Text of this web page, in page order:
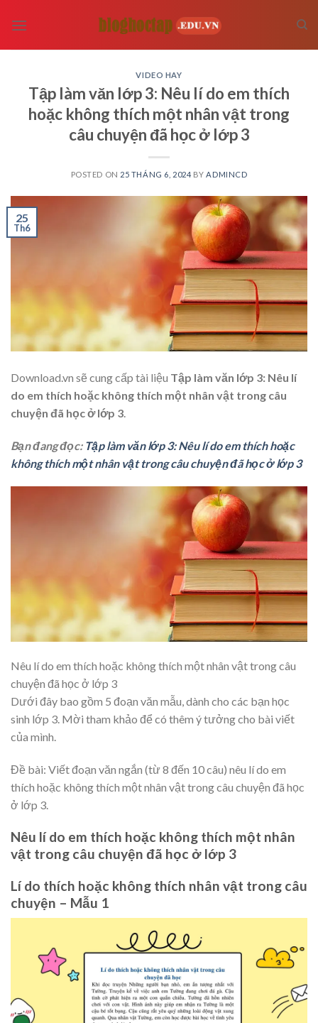
VIDEO HAY
Tập làm văn lớp 3: Nêu lí do em thích
hoặc không thích một nhân vật trong
câu chuyện đã học ở lớp 3
POSTED ON 25 THÁNG 6, 2024 BY ADMINCD
25
Th6
Download.vn sẽ cung cấp tài liệu Tập làm văn lớp 3: Nêu lí
do em thích hoặc không thích một nhân vật trong câu
chuyện đã học ở lớp 3
Bạn đang đọc: Tập làm văn lớp 3: Nêu lí do em thích hoặc
không thích một nhân vật trong câu chuyện đã học ở lớp 3
Nêu lí do em thích hoặc không thích một nhân vật trong câu
chuyện đã học ở lớp 3
Dưới đây bao gồm 5 đoạn văn mẫu, dành cho các bạn học
sinh lớp 3. Mời tham khảo để có thêm ý tưởng cho bài viết
của mình.
Đề bài: Viết đoạn văn ngắn (từ 8 đến 10 câu) nêu lí do em
thích hoặc không thích một nhân vật trong câu chuyện đã học
ở lớp 3.
Nêu lí do em thích hoặc không thích một nhân
vật trong câu chuyện đã học ở lớp 3
Lí do thích hoặc không thích nhân vật trong câu
chuyện – Mẫu 1